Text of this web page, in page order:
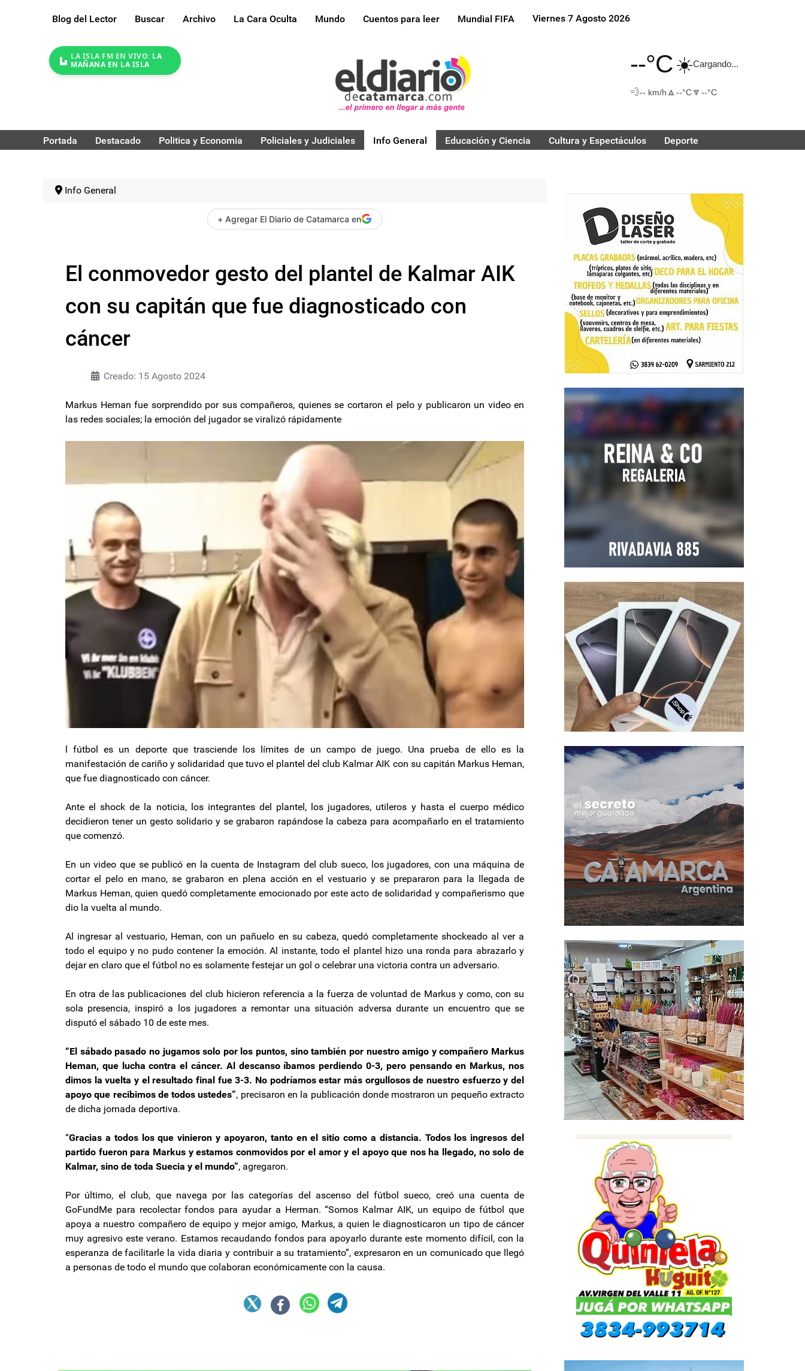
Blog del Lector Buscar Archivo La Cara Oculta Mundo Cuentos para leer Mundial FIFA Viernes 7 Agosto 2026
LA ISLA FM EN VIVO: LA
MAÑANA EN LA ISLA
--°C☀️Cargando...
💨-- km/h 🔼 --°C🔽 --°C
Portada Destacado Politica y Economia Policiales y Judiciales Info General Educación y Ciencia Cultura y Espectáculos Deporte
Info General
+ Agregar El Diario de Catamarca en
El conmovedor gesto del plantel de Kalmar AIK
con su capitán que fue diagnosticado con
cáncer
Creado: 15 Agosto 2024
Markus Heman fue sorprendido por sus compañeros, quienes se cortaron el pelo y publicaron un video en
las redes sociales; la emoción del jugador se viralizó rápidamente
l fútbol es un deporte que trasciende los límites de un campo de juego. Una prueba de ello es la
manifestación de cariño y solidaridad que tuvo el plantel del club Kalmar AIK con su capitán Markus Heman,
que fue diagnosticado con cáncer.
Ante el shock de la noticia, los integrantes del plantel, los jugadores, utileros y hasta el cuerpo médico
decidieron tener un gesto solidario y se grabaron rapándose la cabeza para acompañarlo en el tratamiento
que comenzó.
En un video que se publicó en la cuenta de Instagram del club sueco, los jugadores, con una máquina de
cortar el pelo en mano, se grabaron en plena acción en el vestuario y se prepararon para la llegada de
Markus Heman, quien quedó completamente emocionado por este acto de solidaridad y compañerismo que
dio la vuelta al mundo.
Al ingresar al vestuario, Heman, con un pañuelo en su cabeza, quedó completamente shockeado al ver a
todo el equipo y no pudo contener la emoción. Al instante, todo el plantel hizo una ronda para abrazarlo y
dejar en claro que el fútbol no es solamente festejar un gol o celebrar una victoria contra un adversario.
En otra de las publicaciones del club hicieron referencia a la fuerza de voluntad de Markus y como, con su
sola presencia, inspiró a los jugadores a remontar una situación adversa durante un encuentro que se
disputó el sábado 10 de este mes.
“El sábado pasado no jugamos solo por los puntos, sino también por nuestro amigo y compañero Markus
Heman, que lucha contra el cáncer. Al descanso íbamos perdiendo 0-3, pero pensando en Markus, nos
dimos la vuelta y el resultado final fue 3-3. No podríamos estar más orgullosos de nuestro esfuerzo y del
apoyo que recibimos de todos ustedes”, precisaron en la publicación donde mostraron un pequeño extracto
de dicha jornada deportiva.
“Gracias a todos los que vinieron y apoyaron, tanto en el sitio como a distancia. Todos los ingresos del
partido fueron para Markus y estamos conmovidos por el amor y el apoyo que nos ha llegado, no solo de
Kalmar, sino de toda Suecia y el mundo”, agregaron.
Por último, el club, que navega por las categorías del ascenso del fútbol sueco, creó una cuenta de
GoFundMe para recolectar fondos para ayudar a Herman. “Somos Kalmar AIK, un equipo de fútbol que
apoya a nuestro compañero de equipo y mejor amigo, Markus, a quien le diagnosticaron un tipo de cáncer
muy agresivo este verano. Estamos recaudando fondos para apoyarlo durante este momento difícil, con la
esperanza de facilitarle la vida diaria y contribuir a su tratamiento”, expresaron en un comunicado que llegó
a personas de todo el mundo que colaboran económicamente con la causa.